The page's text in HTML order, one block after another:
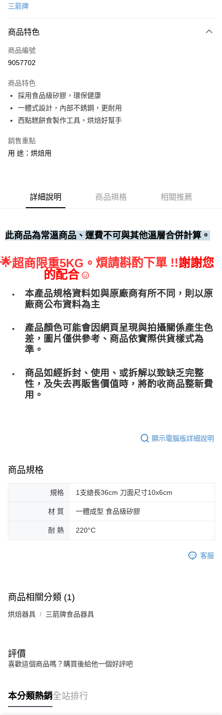
運送方式
• 付款後全家取貨
• 付款後7-11取貨
每筆NT$60，滿NT$699(含以上)免運費
(請點開選項勾選)
三箭牌
商品特色
商品編號
9057702
商品特色
採用食品級矽膠，環保健康
一體式設計，內部不銹鋼，更耐用
西點糕餅食製作工具，烘焙好幫手
銷售重點
用 途：烘焙用
詳細說明 商品規格 相關推薦
此商品為常溫商品、運費不可與其他溫層合併計算。
🌟超商限重5KG。 煩請斟酌下單 !!謝謝您
的配合☺
本產品規格資料如與原廠商有所不同，則以原
廠商公布資料為主
產品顏色可能會因網頁呈現與拍攝關係產生色
差，圖片僅供參考、商品依實際供貨樣式為
準。
商品如經拆封、使用、或拆解以致缺乏完整
性，及失去再販售價值時，將酌收商品整﻿新費
用。
顯示電腦版詳細說明
商品規格
規格 1支總長36cm 刀面尺寸10x6cm
材 質 一體成型 食品級矽膠
耐 熱 220°C
客服
商品相關分類 (1)
烘焙器具 三箭牌食品器具
評價
喜歡這個商品嗎？購買後給他一個好評吧
本分類熱銷全站排行